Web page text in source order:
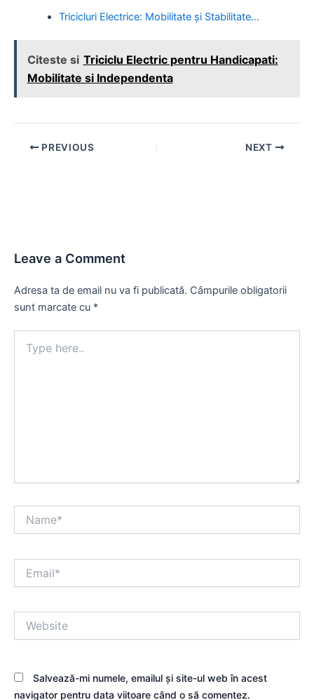
Tricicluri Electrice: Mobilitate și Stabilitate…
Citeste si Triciclu Electric pentru Handicapati:
Mobilitate si Independenta
Post PREVIOUS NEXT
Leave a Comment
Adresa ta de email nu va fi publicată. Câmpurile obligatorii
sunt marcate cu *
here..
Salvează-mi numele, emailul și site-ul web în acest
navigator pentru data viitoare când o să comentez.